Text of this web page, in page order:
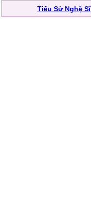
Tiểu Sử Nghệ Sĩ